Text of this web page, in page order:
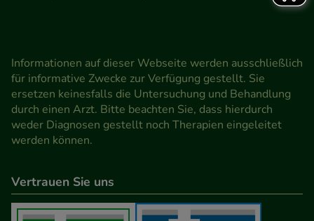
Informationen auf dieser Webseite werden ausschließlich
für informative Zwecke zur Verfügung gestellt. Sie
ersetzen keinesfalls die Untersuchung und Behandlung
durch einen Arzt. Bitte beachten Sie, dass hierdurch
weder Diagnosen gestellt noch Therapien eingeleitet
werden können.
Vertrauen Sie uns